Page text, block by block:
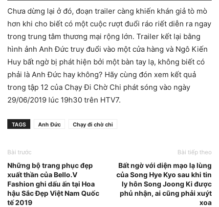
Chưa dừng lại ở đó, đoạn trailer càng khiến khán giả tò mò
hơn khi cho biết có một cuộc rượt đuổi ráo riết diễn ra ngay
trong trung tâm thương mại rộng lớn. Trailer kết lại bằng
hình ảnh Anh Đức truy đuổi vào một cửa hàng và Ngô Kiến
Huy bất ngờ bị phát hiện bởi một bàn tay lạ, không biết có
phải là Anh Đức hay không? Hãy cùng đón xem kết quả
trong tập 12 của Chạy Đi Chờ Chi phát sóng vào ngày
29/06/2019 lúc 19h30 trên HTV7.
TAGS Anh Đức Chạy đi chờ chi
Bài trước
Những bộ trang phục đẹp
xuất thần của Bello.V
Fashion ghi dấu ấn tại Hoa
hậu Sắc Đẹp Việt Nam Quốc
tế 2019
Bài tiếp theo
Bất ngờ với diện mạo lạ lùng
của Song Hye Kyo sau khi tin
ly hôn Song Joong Ki được
phủ nhận, ai cũng phải xuýt
xoa